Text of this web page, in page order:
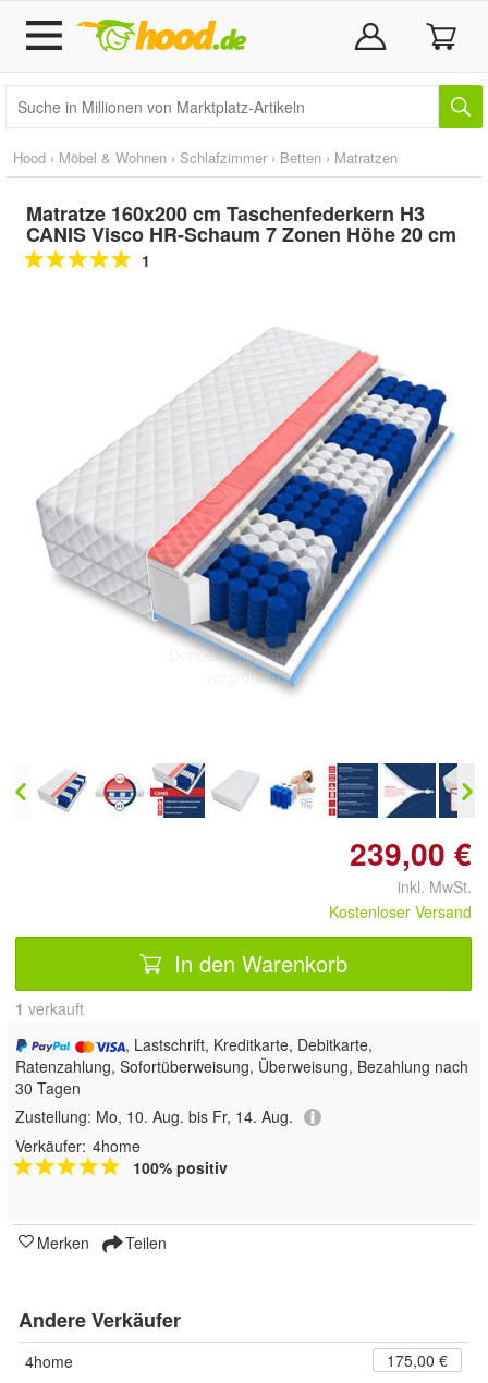
Hood › Möbel & Wohnen › Schlafzimmer › Betten › Matratzen
Matratze 160x200 cm Taschenfederkern H3
CANIS Visco HR-Schaum 7 Zonen Höhe 20 cm
1
Doppelt antippen zum
vergrößern
239,00 €
inkl. MwSt.
Kostenloser Versand
In den Warenkorb
1 verkauft
, Lastschrift, Kreditkarte, Debitkarte,
Ratenzahlung, Sofortüberweisung, Überweisung, Bezahlung nach
30 Tagen
Zustellung: Mo, 10. Aug. bis Fr, 14. Aug.
Verkäufer: 4home
100% positiv
Merken Teilen
Andere Verkäufer
4home
175,00 €